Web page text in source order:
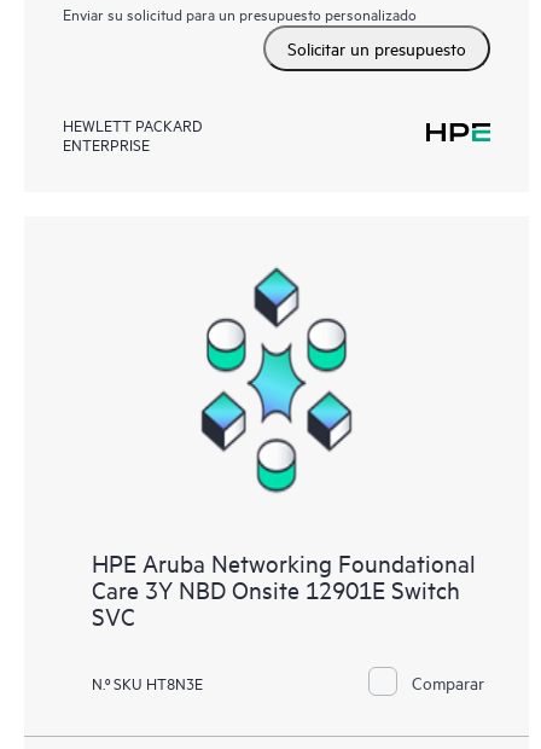
Enviar su solicitud para un presupuesto personalizado
Solicitar un presupuesto
HEWLETT PACKARD
ENTERPRISE
HPE Aruba Networking Foundational
Care 3Y NBD Onsite 12901E Switch
SVC
N.º SKU HT8N3E Comparar